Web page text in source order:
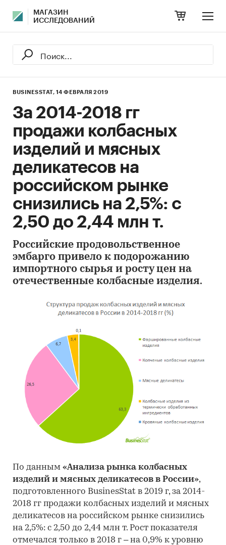
МАГАЗИН
ИССЛЕДОВАНИЙ
BUSINESSTAT, 14 ФЕВРАЛЯ 2019
За 2014-2018 гг
продажи колбасных
изделий и мясных
деликатесов на
российском рынке
снизились на 2,5%: с
2,50 до 2,44 млн т.
Российские продовольственное
эмбарго привело к подорожанию
импортного сырья и росту цен на
отечественные колбасные изделия.
По данным «Анализа рынка колбасных
изделий и мясных деликатесов в России»,
подготовленного BusinesStat в 2019 г, за 2014-
2018 гг продажи колбасных изделий и мясных
деликатесов на российском рынке снизились
на 2,5%: с 2,50 до 2,44 млн т. Рост показателя
отмечался только в 2018 г – на 0,9% к уровню